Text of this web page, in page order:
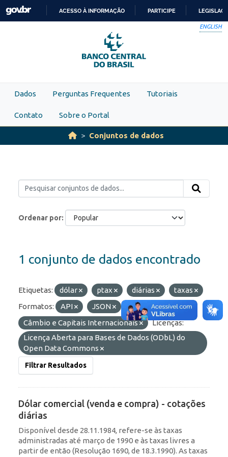
Skip to main content
PARA
O
CONTEÚDO
ACESSO À INFORMAÇÃO PARTICIPE
ENGLISH
Dados Perguntas Frequentes Tutoriais
Contato Sobre o Portal
Conjuntos de dados
Ordenar por
1 conjunto de dados encontrado
Etiquetas: dólar ptax diárias
taxas
Formatos:
API JSON
Grupos:
Câmbio e Capitais Internacionais
Licenças:
Licença Aberta para Bases de Dados (ODbL) do
Open Data Commons
Filtrar Resultados
Dólar comercial (venda e compra) - cotações
diárias
Disponível desde 28.11.1984, refere-se às taxas
administradas até março de 1990 e às taxas livres a
partir de então (Resolução 1690, de 18.3.1990). As taxas